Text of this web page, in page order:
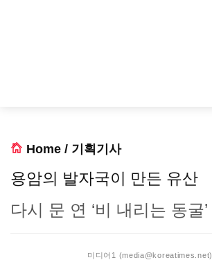
Home / 기획기사
용암의 발자국이 만든 유산
다시 문 연 ‘비 내리는 동굴’
미디어1 (media@koreatimes.net)